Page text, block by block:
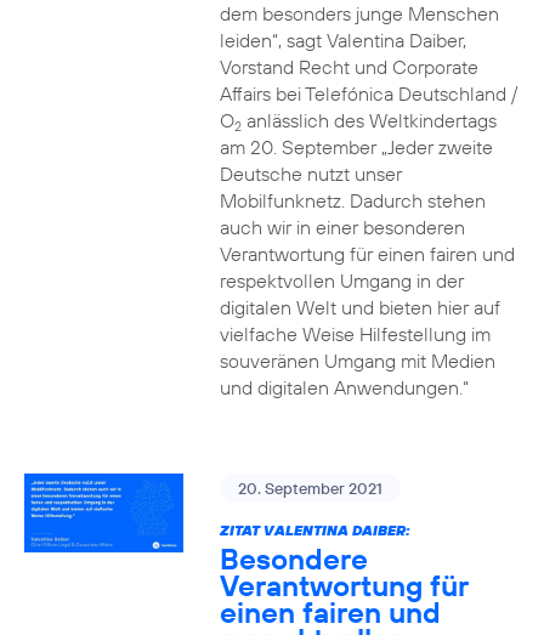
dem besonders junge Menschen
leiden“, sagt Valentina Daiber,
Vorstand Recht und Corporate
Affairs bei Telefónica Deutschland /
O2anlässlich des Weltkindertags
am 20. September „Jeder zweite
Deutsche nutzt unser
Mobilfunknetz. Dadurch stehen
auch wir in einer besonderen
Verantwortung für einen fairen und
respektvollen Umgang in der
digitalen Welt und bieten hier auf
vielfache Weise Hilfestellung im
souveränen Umgang mit Medien
und digitalen Anwendungen.“
20. September 2021
ZITAT VALENTINA DAIBER:
Besondere
Verantwortung für
einen fairen und